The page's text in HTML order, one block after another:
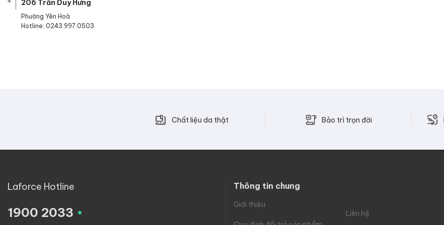
206 Trần Duy Hưng
Phường Yên Hoà
Hotline: 0243.997.0503
Chất liệu da thật Bảo trì trọn đời
Laforce Hotline
1900 2033 .
Thông tin chung
Giới thiệu
Liên hệ